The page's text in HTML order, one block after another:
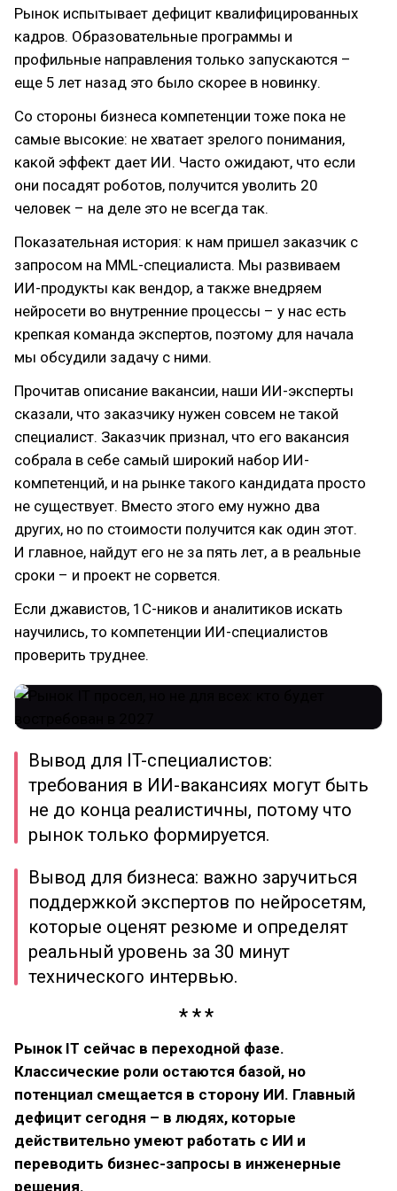
Рынок испытывает дефицит квалифицированных
кадров. Образовательные программы и
профильные направления только запускаются –
еще 5 лет назад это было скорее в новинку.
Со стороны бизнеса компетенции тоже пока не
самые высокие: не хватает зрелого понимания,
какой эффект дает ИИ. Часто ожидают, что если
они посадят роботов, получится уволить 20
человек – на деле это не всегда так.
Показательная история: к нам пришел заказчик с
запросом на MML-специалиста. Мы развиваем
ИИ-продукты как вендор, а также внедряем
нейросети во внутренние процессы – у нас есть
крепкая команда экспертов, поэтому для начала
мы обсудили задачу с ними.
Прочитав описание вакансии, наши ИИ-эксперты
сказали, что заказчику нужен совсем не такой
специалист. Заказчик признал, что его вакансия
собрала в себе самый широкий набор ИИ-
компетенций, и на рынке такого кандидата просто
не существует. Вместо этого ему нужно два
других, но по стоимости получится как один этот.
И главное, найдут его не за пять лет, а в реальные
сроки – и проект не сорвется.
Если джавистов, 1С-ников и аналитиков искать
научились, то компетенции ИИ-специалистов
проверить труднее.
Вывод для IT-специалистов:
требования в ИИ-вакансиях могут быть
не до конца реалистичны, потому что
рынок только формируется.
Вывод для бизнеса: важно заручиться
поддержкой экспертов по нейросетям,
которые оценят резюме и определят
реальный уровень за 30 минут
технического интервью.
Рынок IT сейчас в переходной фазе.
Классические роли остаются базой, но
потенциал смещается в сторону ИИ. Главный
дефицит сегодня – в людях, которые
действительно умеют работать с ИИ и
переводить бизнес-запросы в инженерные
решения.